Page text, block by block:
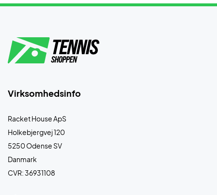
Virksomhedsinfo
Racket House ApS
Holkebjergvej 120
5250 Odense SV
Danmark
CVR: 36931108